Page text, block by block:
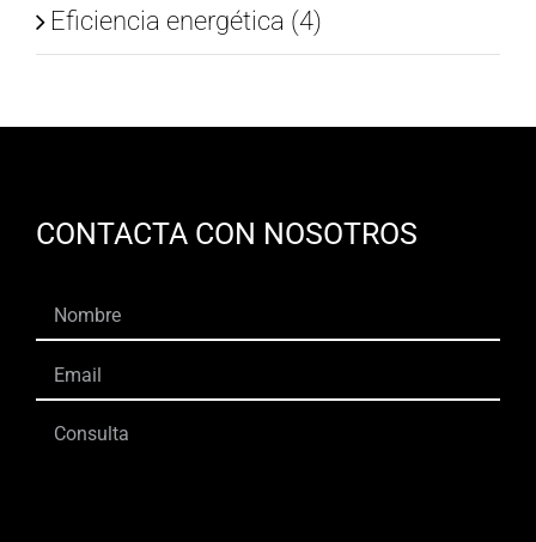
Eficiencia energética (4)
CONTACTA CON NOSOTROS